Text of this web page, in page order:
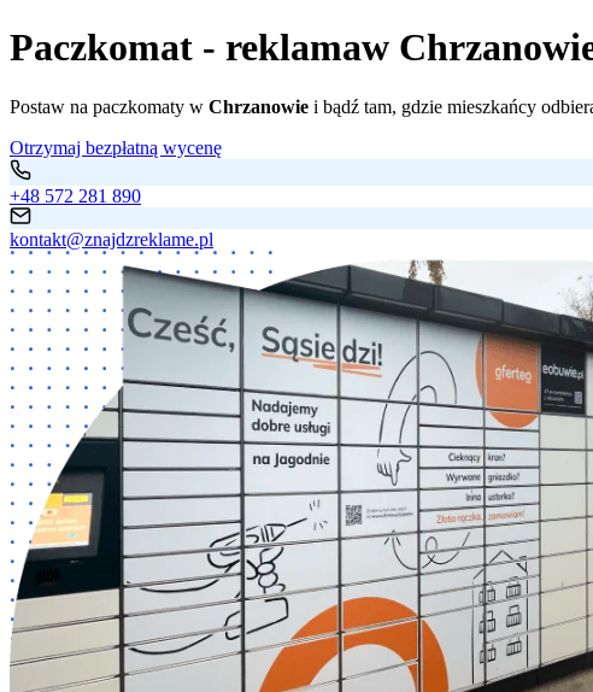
Paczkomat - reklamaw
Postaw na paczkomaty w Chrzanowie i bądź tam, gdzie mieszkańcy
Otrzymaj bezpłatną wycenę
+48 572 281 890
kontakt@znajdzreklame.pl